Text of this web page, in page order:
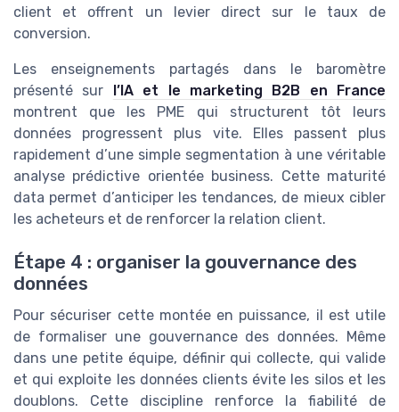
client et offrent un levier direct sur le taux de
conversion.
Les enseignements partagés dans le baromètre
présenté sur l’IA et le marketing B2B en France
montrent que les PME qui structurent tôt leurs
données progressent plus vite. Elles passent plus
rapidement d’une simple segmentation à une véritable
analyse prédictive orientée business. Cette maturité
data permet d’anticiper les tendances, de mieux cibler
les acheteurs et de renforcer la relation client.
Étape 4 : organiser la gouvernance des
données
Pour sécuriser cette montée en puissance, il est utile
de formaliser une gouvernance des données. Même
dans une petite équipe, définir qui collecte, qui valide
et qui exploite les données clients évite les silos et les
doublons. Cette discipline renforce la fiabilité de